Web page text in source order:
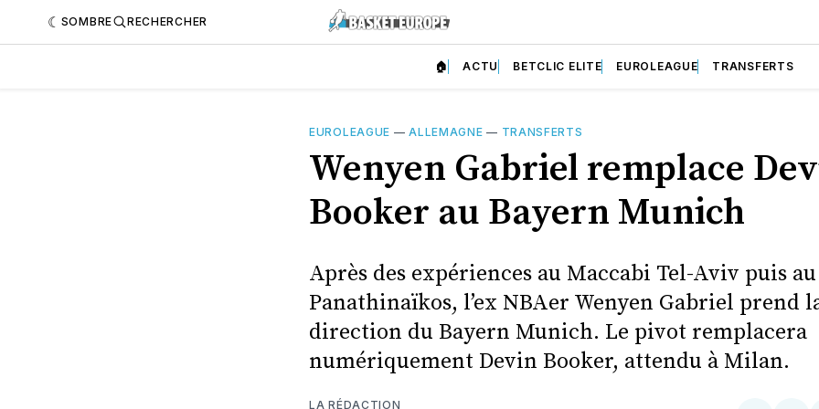
SOMBRE RECHERCHER
🏠 ACTU BETCLIC ELITE EUROLEAGUE TRANSFERTS
EUROLEAGUE —ALLEMAGNE — TRANSFERTS
Wenyen Gabriel remplace
Booker au Bayern Munich
Après des expériences au Maccabi Tel-Aviv puis au
Panathinaïkos, l’ex NBAer Wenyen Gabriel prend
direction du Bayern Munich. Le pivot remplacera
numériquement Devin Booker, attendu à Milan.
LA RÉDACTION